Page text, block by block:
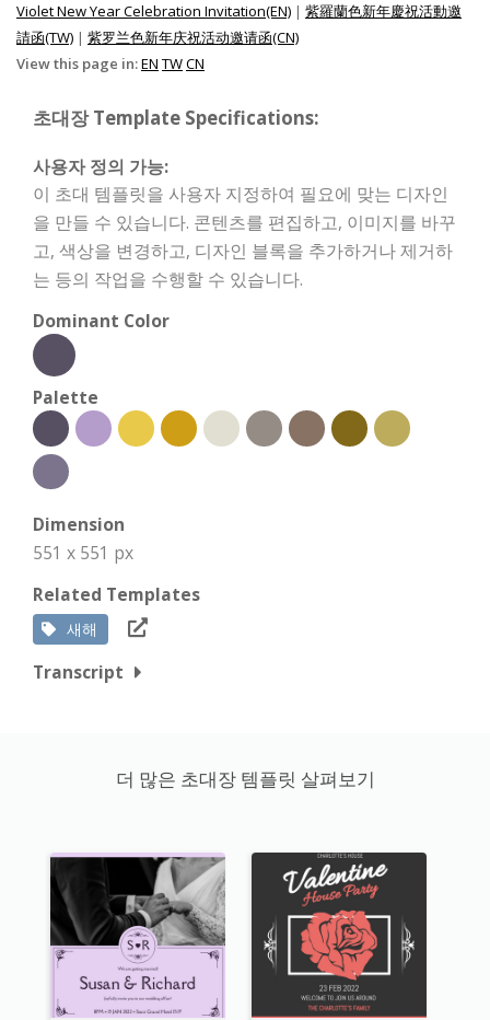
Violet New Year Celebration Invitation(EN) | 紫羅蘭色新年慶祝活動邀
請函(TW) | 紫罗兰色新年庆祝活动邀请函(CN)
View this page in:EN TWCN
초대장 Template Specifications:
사용자 정의 가능:
이 초대 템플릿을 사용자 지정하여 필요에 맞는 디자인
을 만들 수 있습니다. 콘텐츠를 편집하고, 이미지를 바꾸
고, 색상을 변경하고, 디자인 블록을 추가하거나 제거하
는 등의 작업을 수행할 수 있습니다.
Dominant Color
Palette
Dimension
551 x 551 px
Related Templates
새해
Transcript
더 많은 초대장 템플릿 살펴보기